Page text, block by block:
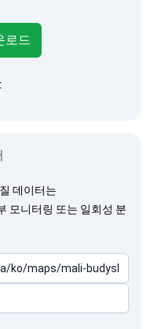
로드
데이터는
모니터링 또는 일회성 분